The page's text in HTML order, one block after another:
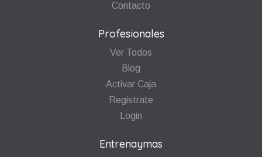
Contacto
Profesionales
Ver Todos
Blog
Activar Caja
Registrate
Login
Entrenaymas